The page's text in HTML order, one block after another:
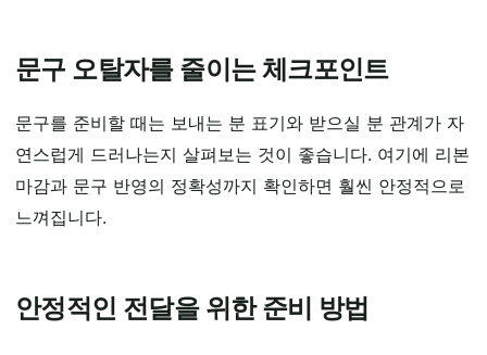
문구 오탈자를 줄이는 체크포인트
문구를 준비할 때는 보내는 분 표기와 받으실 분 관계가 자
연스럽게 드러나는지 살펴보는 것이 좋습니다. 여기에 리본
마감과 문구 반영의 정확성까지 확인하면 훨씬 안정적으로
느껴집니다.
안정적인 전달을 위한 준비 방법